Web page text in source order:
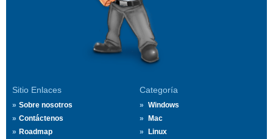
Sitio Enlaces
Sobre nosotros
Contáctenos
Roadmap
Categoría
Windows
Mac
Linux